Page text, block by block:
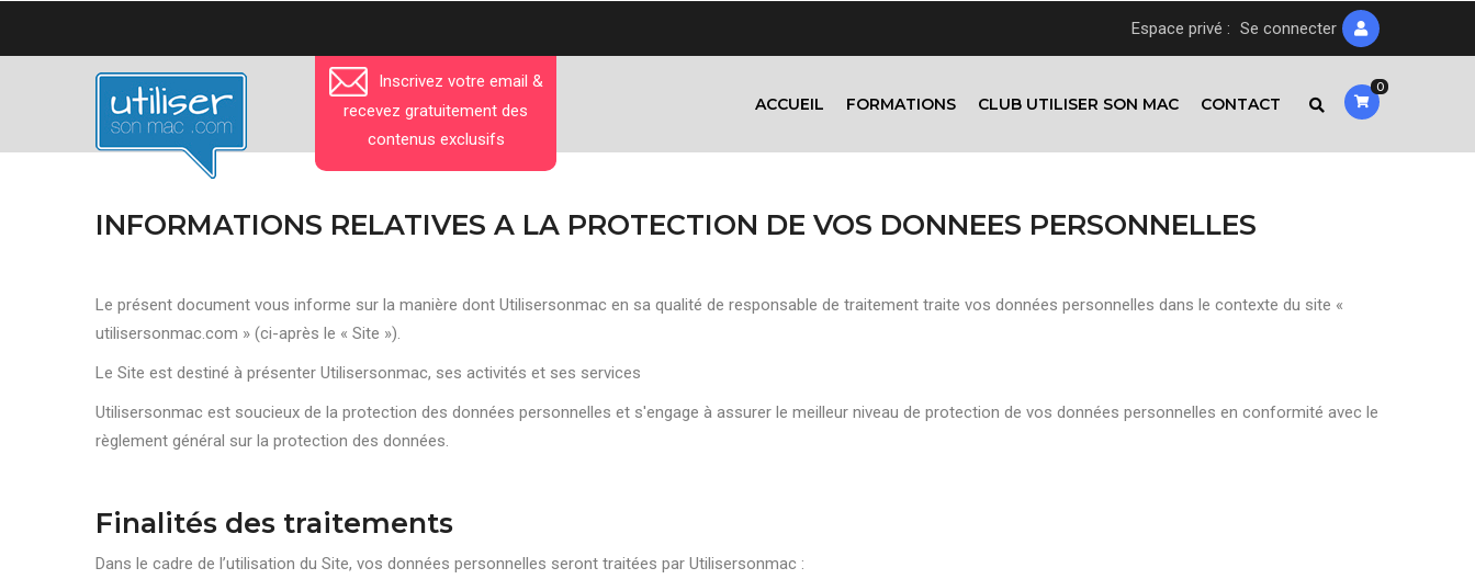
Espace privé : Se connecter
ACCUEIL FORMATIONS CLUB UTILISER SON MAC CONTACT
Inscrivez votre email &
recevez gratuitement des
contenus exclusifs
0
INFORMATIONS RELATIVES A LA PROTECTION DE VOS DONNEES PERSONNELLES
Le présent document vous informe sur la manière dont Utilisersonmac en sa qualité de responsable de traitement traite vos données personnelles dans le contexte du site «
utilisersonmac.com » (ci-après le « Site »).
Le Site est destiné à présenter Utilisersonmac, ses activités et ses services
Utilisersonmac est soucieux de la protection des données personnelles et s'engage à assurer le meilleur niveau de protection de vos données personnelles en conformité avec le
règlement général sur la protection des données.
Finalités des traitements
Dans le cadre de l’utilisation du Site, vos données personnelles seront traitées par Utilisersonmac :